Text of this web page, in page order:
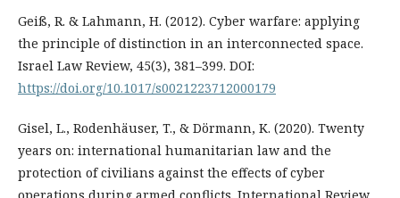
Geiß, R. & Lahmann, H. (2012). Cyber warfare: applying
the principle of distinction in an interconnected space.
Israel Law Review, 45(3), 381–399. DOI:
https://doi.org/10.1017/s0021223712000179
Gisel, L., Rodenhäuser, T., & Dörmann, K. (2020). Twenty
years on: international humanitarian law and the
protection of civilians against the effects of cyber